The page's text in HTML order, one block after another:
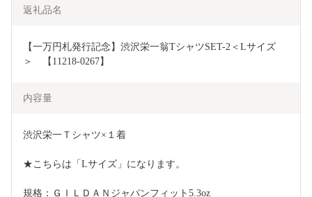
返礼品名
【一万円札発行記念】渋沢栄一翁TシャツSET-2＜Lサイズ
＞　【11218-0267】
内容量
渋沢栄一Ｔシャツ×１着
★こちらは「Lサイズ」になります。
規格：ＧＩＬＤＡＮジャパンフィット5.3oz